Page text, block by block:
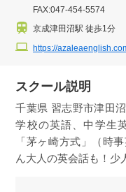
FAX:047-454-5574
京成津田沼駅 徒歩1
https://
スクール説明
千葉県 習志野市津田
学校の英語、中学生
「茅ヶ崎方式」（時
ん大人の英会話も！少